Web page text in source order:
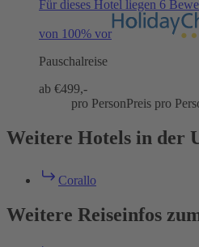
Für dieses Hotel liegen 6
von 100% vor
Pauschalreise
ab €499,-
pro PersonPreis pro
Weitere Hotels in der
Corallo
Weitere Reiseinfos